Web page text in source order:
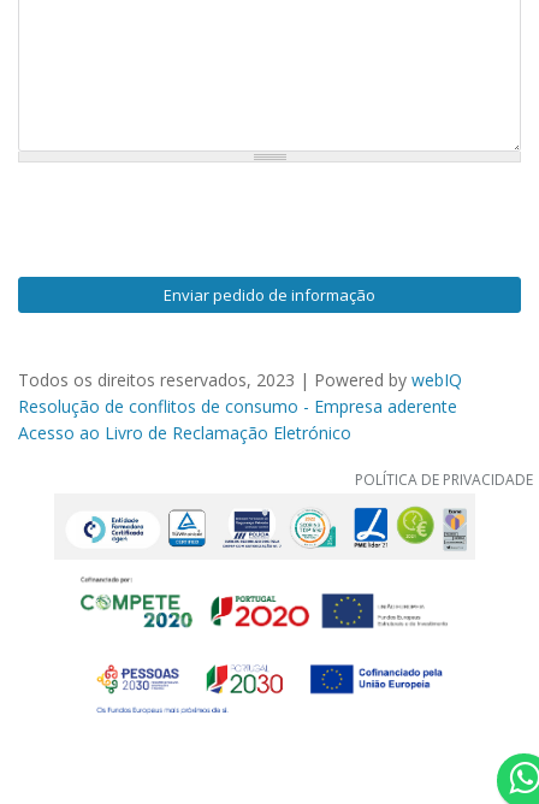
Enviar pedido de informação
Todos os direitos reservados, 2023 | Powered by webIQ
Resolução de conflitos de consumo - Empresa aderente
Acesso ao Livro de Reclamação Eletrónico
POLÍTICA DE PRIVACIDADE